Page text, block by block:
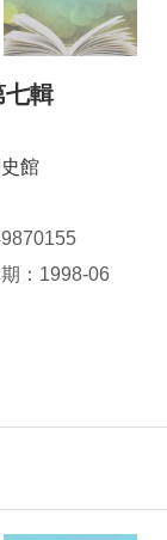
七輯
館
：1998-06